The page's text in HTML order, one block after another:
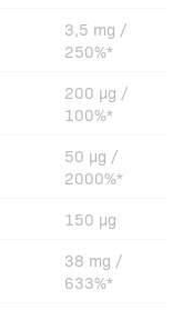
3,5 mg /
250%*
200 µg /
100%*
50 µg /
2000%*
150 µg
38 mg /
633%*